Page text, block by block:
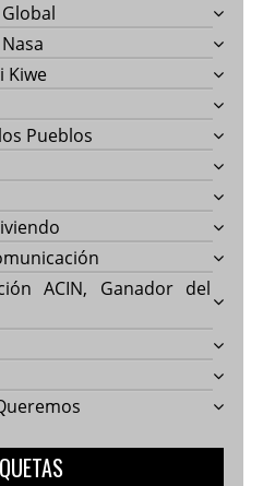
Kiwe
Pueblos
ACIN, Ganador del